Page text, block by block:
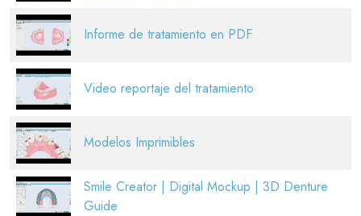
Informe de tratamiento en PDF
Video reportaje del tratamiento
Modelos Imprimibles
Smile Creator | Digital Mockup | 3D Denture
Guide